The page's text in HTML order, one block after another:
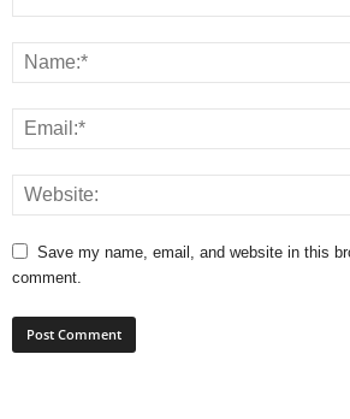
Save my name, email, and website in this
comment.